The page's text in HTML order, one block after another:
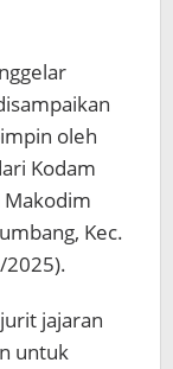
oleh
Kodam
Kec.
2025).
jajaran
untuk